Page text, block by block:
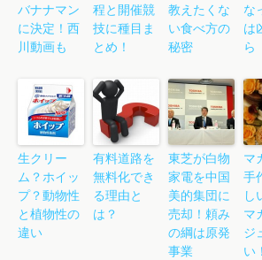
バナナマン
に決定！西
川動画も
程と開催競
技に種目ま
とめ！
教えたくな
い食べ方の
秘密
な
は
ら
生クリー
ム？ホイッ
プ？動物性
と植物性の
違い
有料道路を
無料化でき
る理由と
は？
東芝が白物
家電を中国
美的集団に
売却！頼み
の綱は原発
事業
マ
手
し
マ
ジ
い！